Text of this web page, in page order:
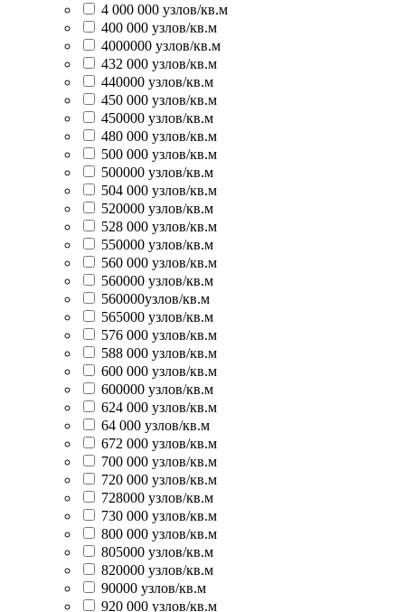
4 000 000 узлов/кв.м
400 000 узлов/кв.м
4000000 узлов/кв.м
432 000 узлов/кв.м
440000 узлов/кв.м
450 000 узлов/кв.м
450000 узлов/кв.м
480 000 узлов/кв.м
500 000 узлов/кв.м
500000 узлов/кв.м
504 000 узлов/кв.м
520000 узлов/кв.м
528 000 узлов/кв.м
550000 узлов/кв.м
560 000 узлов/кв.м
560000 узлов/кв.м
560000узлов/кв.м
565000 узлов/кв.м
576 000 узлов/кв.м
588 000 узлов/кв.м
600 000 узлов/кв.м
600000 узлов/кв.м
624 000 узлов/кв.м
64 000 узлов/кв.м
672 000 узлов/кв.м
700 000 узлов/кв.м
720 000 узлов/кв.м
728000 узлов/кв.м
730 000 узлов/кв.м
800 000 узлов/кв.м
805000 узлов/кв.м
820000 узлов/кв.м
90000 узлов/кв.м
920 000 узлов/кв.м